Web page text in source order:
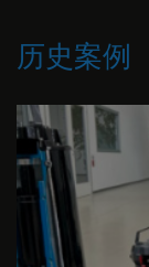
历史案例